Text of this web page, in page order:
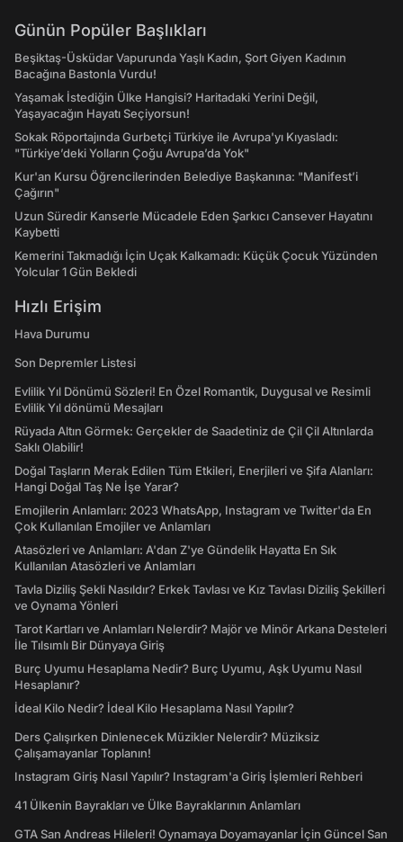
Günün Popüler Başlıkları
Beşiktaş-Üsküdar Vapurunda Yaşlı Kadın, Şort Giyen Kadının
Bacağına Bastonla Vurdu!
Yaşamak İstediğin Ülke Hangisi? Haritadaki Yerini Değil,
Yaşayacağın Hayatı Seçiyorsun!
Sokak Röportajında Gurbetçi Türkiye ile Avrupa'yı Kıyasladı:
"Türkiye’deki Yolların Çoğu Avrupa’da Yok"
Kur'an Kursu Öğrencilerinden Belediye Başkanına: "Manifest’i
Çağırın"
Uzun Süredir Kanserle Mücadele Eden Şarkıcı Cansever Hayatını
Kaybetti
Kemerini Takmadığı İçin Uçak Kalkamadı: Küçük Çocuk Yüzünden
Yolcular 1 Gün Bekledi
Hızlı Erişim
Hava Durumu
Son Depremler Listesi
Evlilik Yıl Dönümü Sözleri! En Özel Romantik, Duygusal ve Resimli
Evlilik Yıl dönümü Mesajları
Rüyada Altın Görmek: Gerçekler de Saadetiniz de Çil Çil Altınlarda
Saklı Olabilir!
Doğal Taşların Merak Edilen Tüm Etkileri, Enerjileri ve Şifa Alanları:
Hangi Doğal Taş Ne İşe Yarar?
Emojilerin Anlamları: 2023 WhatsApp, Instagram ve Twitter'da En
Çok Kullanılan Emojiler ve Anlamları
Atasözleri ve Anlamları: A'dan Z'ye Gündelik Hayatta En Sık
Kullanılan Atasözleri ve Anlamları
Tavla Diziliş Şekli Nasıldır? Erkek Tavlası ve Kız Tavlası Diziliş Şekilleri
ve Oynama Yönleri
Tarot Kartları ve Anlamları Nelerdir? Majör ve Minör Arkana Desteleri
İle Tılsımlı Bir Dünyaya Giriş
Burç Uyumu Hesaplama Nedir? Burç Uyumu, Aşk Uyumu Nasıl
Hesaplanır?
İdeal Kilo Nedir? İdeal Kilo Hesaplama Nasıl Yapılır?
Ders Çalışırken Dinlenecek Müzikler Nelerdir? Müziksiz
Çalışamayanlar Toplanın!
Instagram Giriş Nasıl Yapılır? Instagram'a Giriş İşlemleri Rehberi
41 Ülkenin Bayrakları ve Ülke Bayraklarının Anlamları
GTA San Andreas Hileleri! Oynamaya Doyamayanlar İçin Güncel San